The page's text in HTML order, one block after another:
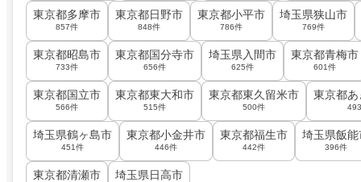
東京都多摩市
857件
東京都日野市
848件
東京都小平市
786件
埼玉県狭山市
769件
東京都昭島市
733件
東京都国分寺市
656件
埼玉県入間市
625件
東京都青梅市
601件
東京都国立市
566件
東京都東大和市
515件
東京都東久留米市
500件
東京都
埼玉県鶴ヶ島市
451件
東京都小金井市
446件
東京都福生市
442件
埼玉県飯能
396件
東京都清瀬市 埼玉県日高市